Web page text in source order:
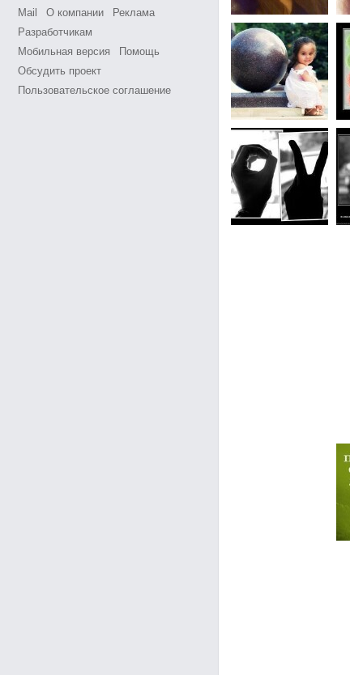
Mail О компании
Реклама
Разработчикам
Мобильная версия
Помощь
Обсудить проект
Пользовательское соглашение